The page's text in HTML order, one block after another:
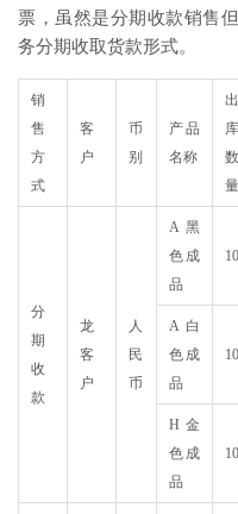
票，虽然是分期收款销售
务分期收取货款形式。
销
售
方
式
客
户
币
别
产品
名称
出
库
数
量
分
期
收
款
龙
客
户
人
民
币
A黑
色成
品
A白
色成
品
H金
色成
品